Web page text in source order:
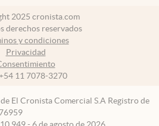
2025 cronista.com
derechos reservados
y condiciones
Privacidad
11 7078-3270
El Cronista Comercial S.A Registro de